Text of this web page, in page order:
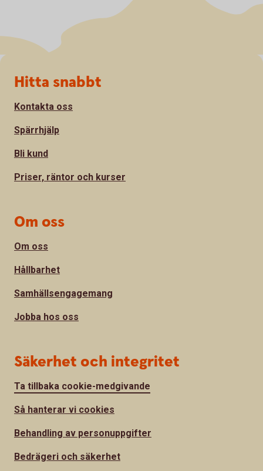
Sidfot
Hitta snabbt
Kontakta oss
Spärrhjälp
Bli kund
Priser, räntor och kurser
Om oss
Om oss
Hållbarhet
Samhällsengagemang
Jobba hos oss
Säkerhet och integritet
Ta tillbaka cookie-medgivande
Så hanterar vi cookies
Behandling av personuppgifter
Bedrägeri och säkerhet